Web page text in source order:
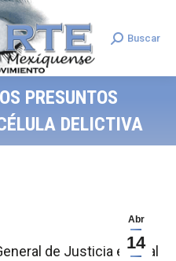
Search:
Buscar
PRESUNTOS
DELICTIVA
Abr
14
de Justicia estatal